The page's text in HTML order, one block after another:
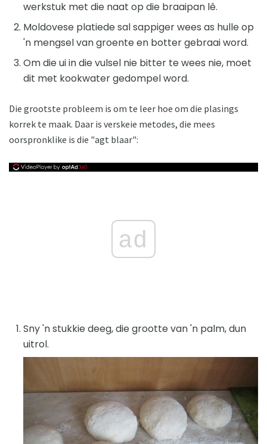
werkstuk met die naat op die braaipan lê.
Moldovese platiede sal sappiger wees as hulle op
'n mengsel van groente en botter gebraai word.
Om die ui in die vulsel nie bitter te wees nie, moet
dit met kookwater gedompel word.
Die grootste probleem is om te leer hoe om die plasings
korrek te maak. Daar is verskeie metodes, die mees
oorspronklike is die "agt blaar":
ad
Sny 'n stukkie deeg, die grootte van 'n palm, dun
uitrol.